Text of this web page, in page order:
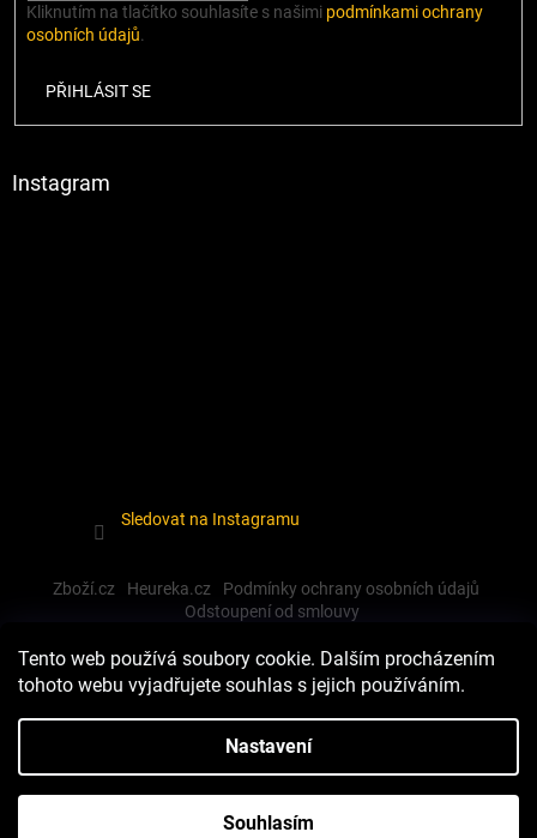
Tento web používá soubory cookie. Dalším procházením
tohoto webu vyjadřujete souhlas s jejich používáním.
Nastavení
Souhlasím
Kliknutím na tlačítko souhlasíte s našimi podmínkami ochrany
osobních údajů.
PŘIHLÁSIT SE
Instagram
Sledovat na Instagramu
Zboží.cz Heureka.cz
Podmínky ochrany osobních údajů
Odstoupení od smlouvy
Upravit nastavení cookies